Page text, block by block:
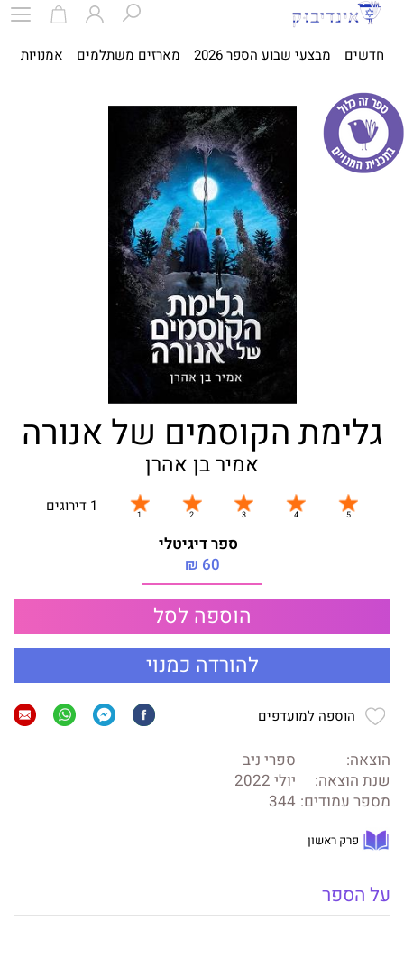
חדשים מבצעי שבוע הספר 2026 מארזים משתלמים אמנויות
גלימת הקוסמים של אנורה
אמיר בן אהרן
1 דירוגים
ספר דיגיטלי
60 ₪
הוספה לסל
להורדה כמנוי
הוספה למועדפים
הוצאה:
ספרי ניב
שנת הוצאה:
יולי 2022
מספר עמודים: 344
פרק ראשון
על הספר